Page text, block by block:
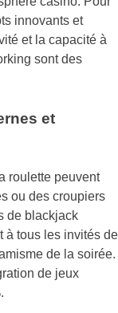
innovants et
et la capacité à
sont des
et
roulette peuvent
ou des croupiers
de blackjack
à tous les invités de
de la soirée.
de jeux